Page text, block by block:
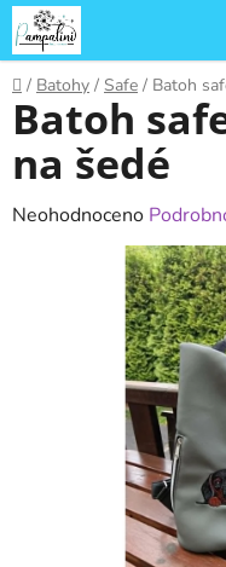
Přejít
na
obsah
Domů
/ Batohy / Safe / Batoh
Batoh
na šedé
Průměrné
Neohodnoceno